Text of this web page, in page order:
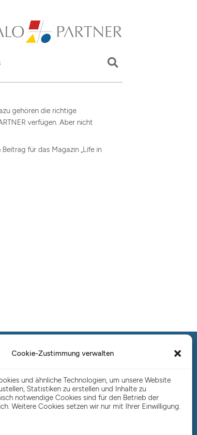
Cookie-Zustimmung verwalten
und ähnliche Technologien, um unsere Website
Statistiken zu erstellen und Inhalte zu
notwendige Cookies sind für den Betrieb der
Weitere Cookies setzen wir nur mit Ihrer Einwilligung.
gehören die richtige
verfügen. Aber nicht
für das Magazin „Life in
Salo Holding AG – Hauptverwaltung
Spaldingstraße 57-59 / Rosenallee 6-8
20097 Hamburg
Telefon: +49 (0) 40 23916 – 0
E-Mail:info@salo-ag.de